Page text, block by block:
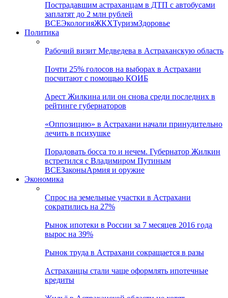
Пострадавшим астраханцам в ДТП с автобусами
заплатят до 2 млн рублей
ВСЕЭкологияЖКХТуризмЗдоровье
Политика
Рабочий визит Медведева в Астраханскую область
Почти 25% голосов на выборах в Астрахани
посчитают с помощью КОИБ
Арест Жилкина или он снова среди последних в
рейтинге губернаторов
«Оппозицию» в Астрахани начали принудительно
лечить в психушке
Порадовать босса то и нечем. Губернатор Жилкин
встретился с Владимиром Путиным
ВСЕЗаконыАрмия и оружие
Экономика
Спрос на земельные участки в Астрахани
сократились на 27%
Рынок ипотеки в России за 7 месяцев 2016 года
вырос на 39%
Рынок труда в Астрахани сокращается в разы
Астраханцы стали чаще оформлять ипотечные
кредиты